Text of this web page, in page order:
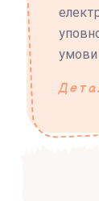
умови